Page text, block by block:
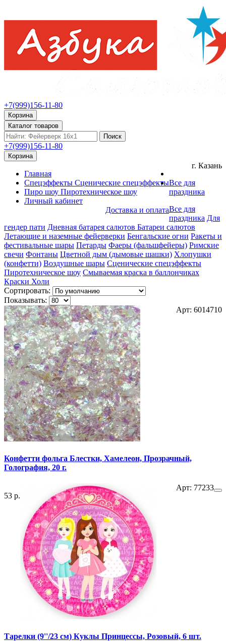
+7(999)156-11-80
Корзина
Каталог товаров
Поиск
+7(999)156-11-80
Корзина
Главная
Спецэффекты Сценические спецэффекты
Пиро шоу Пиротехническое шоу
Личный кабинет
Доставка и оплата
г. Казань
Все для
праздника
Все для
праздника Для
гендер пати Дневная батарея салютов Батареи салютов
Летающие и наземные фейерверки Бенгальские огни Ракеты и
фестивальные шары Петарды Фаеры (фальшфейеры) Римские
свечи Фонтаны Цветной дым (дымовые шашки) Хлопушки
(конфетти) Воздушные шары Сценические спецэффекты
Пиротехническое шоу Смываемая краска в баллончиках
Краски Холи
Сортировать:
Показывать:
Арт: 6014710
Конфетти фольга Блестки, Хамелеон, Прозрачный,
Голография, 20 г.
53 р.
Арт: 77233
Тарелки (9''/23 см) Куклы Принцессы, Розовый, 6 шт.